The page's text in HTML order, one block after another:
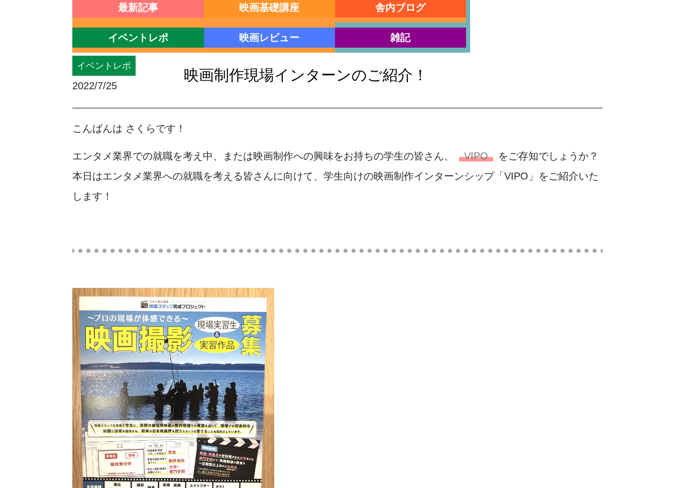
最新記事 映画基礎講座 舎内ブログ
イベントレポ 映画レビュー 雑記
イベントレポ
2022/7/25
映画制作現場インターンのご紹介！
こんばんは さくらです！
エンタメ業界での就職を考え中、または映画制作への興味をお持ちの学生の皆さん、 VIPO
をご存知でしょうか？
本日はエンタメ業界への就職を考える皆さんに向けて、学生向けの映画制作インターンシップ「VIPO」をご紹介いた
します！